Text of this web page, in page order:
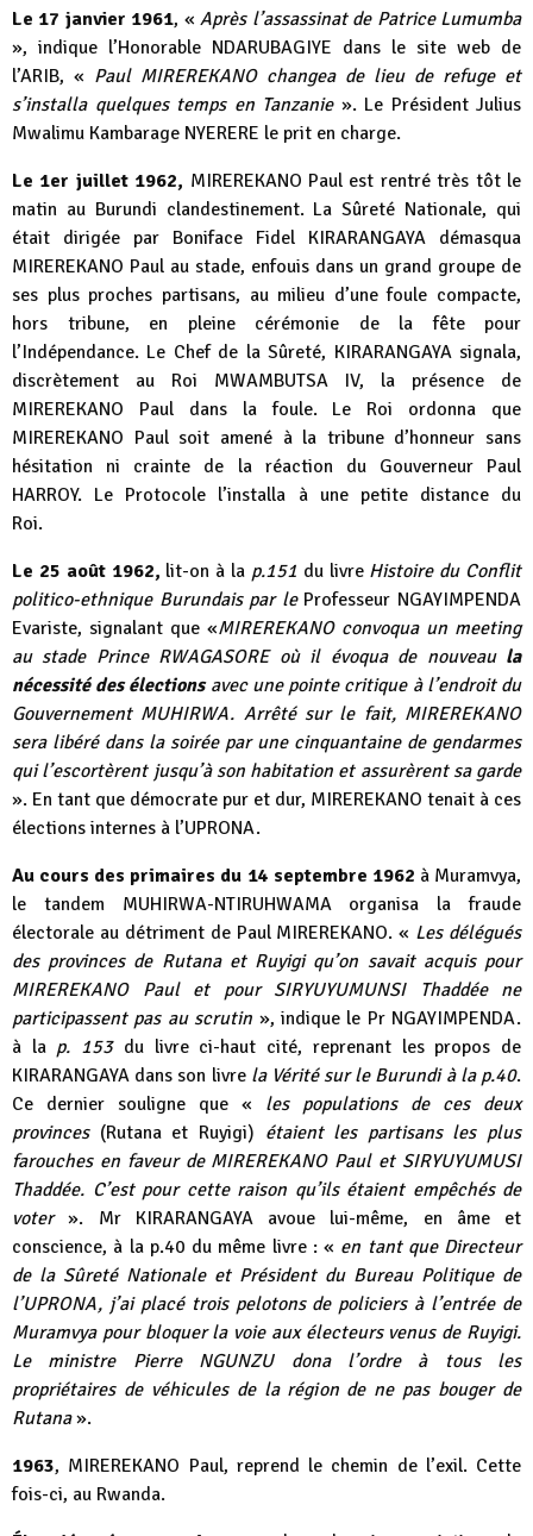
Le 17 janvier 1961, « Après l’assassinat de Patrice Lumumba
», indique l’Honorable NDARUBAGIYE dans le site web de
l’ARIB, « Paul MIREREKANO changea de lieu de refuge et
s’installa quelques temps en Tanzanie». Le Président Julius
Mwalimu Kambarage NYERERE le prit en charge.
Le 1er juillet 1962, MIREREKANO Paul est rentré très tôt le
matin au Burundi clandestinement. La Sûreté Nationale, qui
était dirigée par Boniface Fidel KIRARANGAYA démasqua
MIREREKANO Paul au stade, enfouis dans un grand groupe de
ses plus proches partisans, au milieu d’une foule compacte,
hors tribune, en pleine cérémonie de la fête pour
l’Indépendance. Le Chef de la Sûreté, KIRARANGAYA signala,
discrètement au Roi MWAMBUTSA IV, la présence de
MIREREKANO Paul dans la foule. Le Roi ordonna que
MIREREKANO Paul soit amené à la tribune d’honneur sans
hésitation ni crainte de la réaction du Gouverneur Paul
HARROY. Le Protocole l’installa à une petite distance du
Roi.
Le 25 août 1962, lit-on à la p.151 du livre Histoire du Conflit
politico-ethnique Burundais par le Professeur NGAYIMPENDA
Evariste, signalant que «MIREREKANO convoqua un meeting
au stade Prince RWAGASORE où il évoqua de nouveau la
nécessité des électionsavec une pointe critique à l’endroit du
Gouvernement MUHIRWA. Arrêté sur le fait, MIREREKANO
sera libéré dans la soirée par une cinquantaine de gendarmes
qui l’escortèrent jusqu’à son habitation et assurèrent sa garde
». En tant que démocrate pur et dur, MIREREKANO tenait à ces
élections internes à l’UPRONA.
Au cours des primaires du 14 septembre 1962 à Muramvya,
le tandem MUHIRWA-NTIRUHWAMA organisa la fraude
électorale au détriment de Paul MIREREKANO. « Les délégués
des provinces de Rutana et Ruyigi qu’on savait acquis pour
MIREREKANO Paul et pour SIRYUYUMUNSI Thaddée ne
participassent pas au scrutin », indique le Pr NGAYIMPENDA.
à la p. 153 du livre ci-haut cité, reprenant les propos de
KIRARANGAYA dans son livre la Vérité sur le Burundi à la p.40.
Ce dernier souligne que « les populations de ces deux
provinces(Rutana et Ruyigi) étaient les partisans les plus
farouches en faveur de MIREREKANO Paul et SIRYUYUMUSI
Thaddée. C’est pour cette raison qu’ils étaient empêchés de
voter». Mr KIRARANGAYA avoue lui-même, en âme et
conscience, à la p.40 du même livre : « en tant que Directeur
de la Sûreté Nationale et Président du Bureau Politique de
l’UPRONA, j’ai placé trois pelotons de policiers à l’entrée de
Muramvya pour bloquer la voie aux électeurs venus de Ruyigi.
Le ministre Pierre NGUNZU dona l’ordre à tous les
propriétaires de véhicules de la région de ne pas bouger de
Rutana».
1963, MIREREKANO Paul, reprend le chemin de l’exil. Cette
fois-ci, au Rwanda.